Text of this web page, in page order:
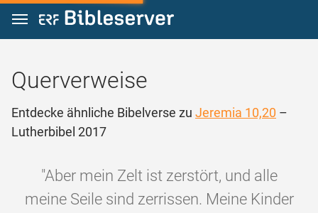
Zum Inhalt springen
Querverweise
Entdecke ähnliche Bibelverse zu Jeremia 10,20 –
Lutherbibel 2017
"Aber mein Zelt ist zerstört, und alle
meine Seile sind zerrissen. Meine Kinder